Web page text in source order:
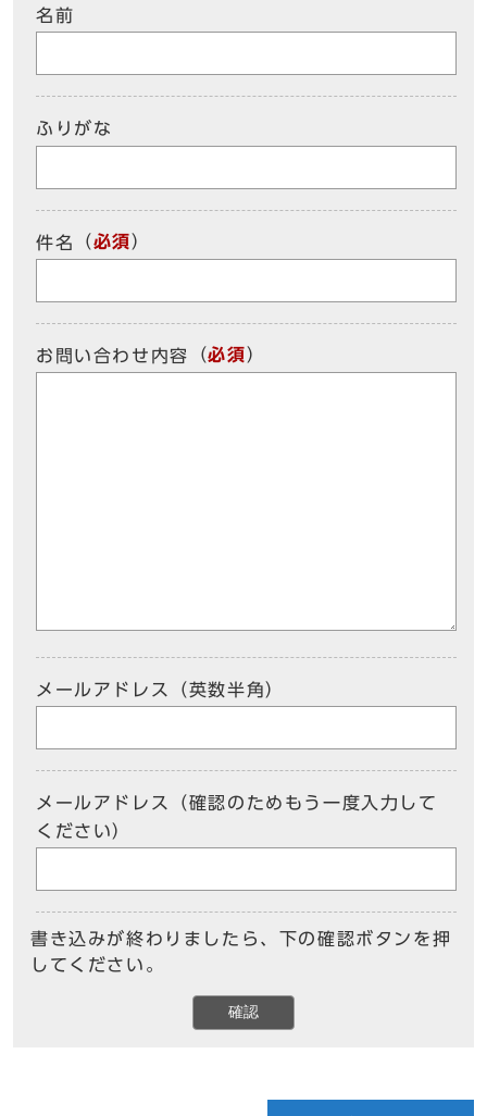
名前
ふりがな
件名 （必須）
お問い合わせ内容 （必須）
メールアドレス（英数半角）
メールアドレス（確認のためもう一度入力して
ください）
書き込みが終わりましたら、下の確認ボタンを押
してください。
確認